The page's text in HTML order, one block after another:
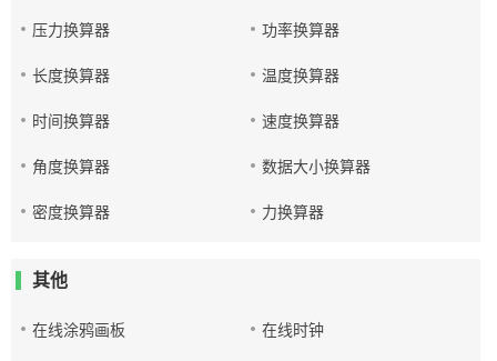
压力换算器 功率换算器
长度换算器 温度换算器
时间换算器 速度换算器
角度换算器 数据大小换算器
密度换算器 力换算器
其他
在线涂鸦画板 在线时钟